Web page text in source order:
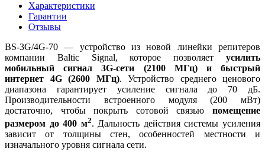
Характеристики
Гарантии
Отзывы
BS-3G/4G-70 — устройство из новой линейки репитеров
компании Baltic Signal, которое позволяет усилить
мобильный сигнал 3G-сети (2100 МГц) и быстрый
интернет 4G (2600 МГц). Устройство среднего ценового
диапазона гарантирует усиление сигнала до 70 дБ.
Производительности встроенного модуля (200 мВт)
достаточно, чтобы покрыть сотовой связью помещение
размером до 400 м2. Дальность действия системы усиления
зависит от толщины стен, особенностей местности и
изначального уровня сигнала сети.